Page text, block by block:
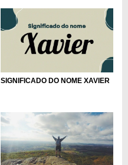
SIGNIFICADO DO NOME XAVIER